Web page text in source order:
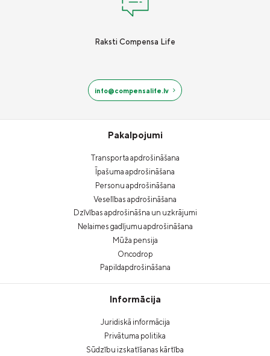
Raksti Compensa Life
info@compensalife.lv
Pakalpojumi
Transporta apdrošināšana
Īpašuma apdrošināšana
Personu apdrošināšana
Veselības apdrošināšana
Dzīvības apdrošināšna un uzkrājumi
Nelaimes gadījumu apdrošināšana
Mūža pensija
Oncodrop
Papildapdrošināšana
Informācija
Juridiskā informācija
Privātuma politika
Sūdzību izskatīšanas kārtība